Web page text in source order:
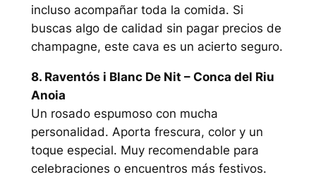
incluso acompañar toda la comida. Si
buscas algo de calidad sin pagar precios de
champagne, este cava es un acierto seguro.
8. Raventós i Blanc De Nit – Conca del Riu
Anoia
Un rosado espumoso con mucha
personalidad. Aporta frescura, color y un
toque especial. Muy recomendable para
celebraciones o encuentros más festivos.